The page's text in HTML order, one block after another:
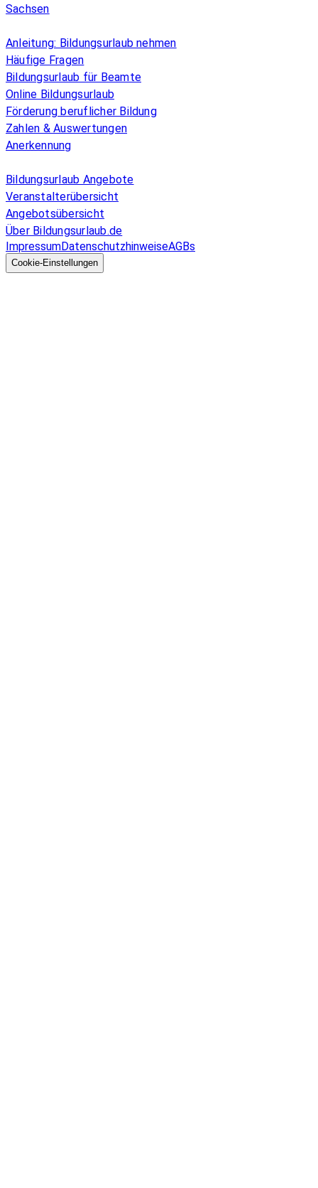
Sachsen
Anleitung: Bildungsurlaub nehmen
Häufige Fragen
Bildungsurlaub für Beamte
Online Bildungsurlaub
Förderung beruflicher Bildung
Zahlen & Auswertungen
Anerkennung
Bildungsurlaub Angebote
Veranstalterübersicht
Angebotsübersicht
Über Bildungsurlaub.de
ImpressumDatenschutzhinweiseAGBs
Cookie-Einstellungen